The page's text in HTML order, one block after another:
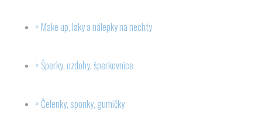
Make up, laky a nálepky na nechty
Šperky, ozdoby, šperkovnice
Čelenky, sponky, gumičky